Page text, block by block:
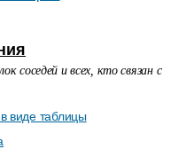
соседей и всех, кто связан с
виде таблицы